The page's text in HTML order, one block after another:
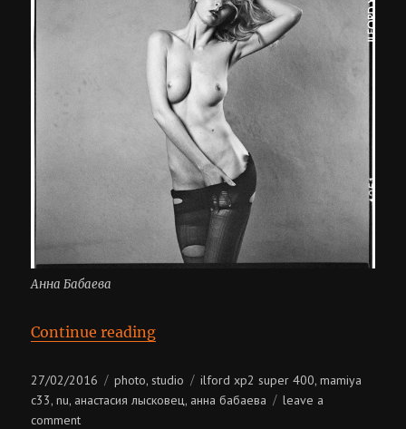
Анна Бабаева
Continue reading“Анна Бабаева”
Posted
on
27/02/2016 Categories
photo, studio Tags
ilford xp2 super 400,mamiya
c33,nu, анастасия лысковец, анна бабаева
leave a
commenton